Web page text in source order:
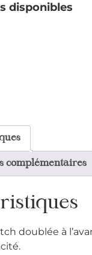
disponibles
complémentaires
doublée à